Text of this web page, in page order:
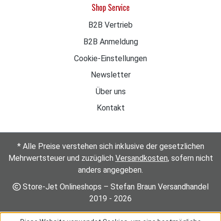
Inneren lassen sich Schmutzrückstände leicht
Original-Kärcher Qualität von store-jet.de. In den
Polsterdüse 4.130-063.0
Shop Service
B2B Vertrieb
B2B Anmeldung
Cookie-Einstellungen
Newsletter
Über uns
Kontakt
* Alle Preise verstehen sich inklusive der gesetzlichen
Mehrwertsteuer und zuzüglich Versandkosten, sofern nicht
anders angegeben.
Store-Jet Onlineshops – Stefan Braun Versandhandel
2019 - 2026